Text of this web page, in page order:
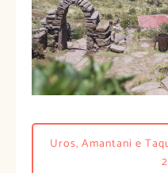
Uros, Amantani e